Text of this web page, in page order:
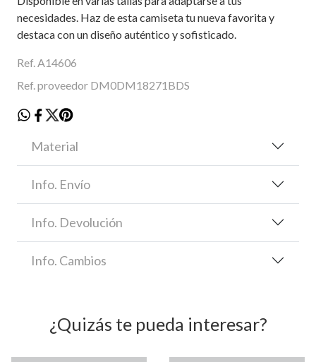
necesidades. Haz de esta camiseta tu nueva favorita y
destaca con un diseño auténtico y sofisticado.
Ref. A14606
Ref. proveedor DM0DM18271BDS
Material
Info. Envío
Info. Devolución
Info. Cambios
¿Quizás te pueda interesar?